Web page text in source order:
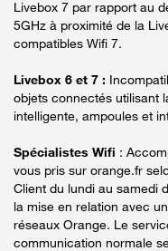
Livebox 7 par rapport au
5GHz à proximité de la
compatibles Wifi 7.
Livebox 6 et 7 :
objets connectés utilisant
intelligente, ampoules et
Spécialistes Wifi :
vous pris sur orange.fr
Client du lundi au samedi
la mise en relation avec
réseaux Orange. Le
communication normale